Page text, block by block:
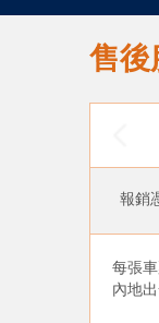
售後
報銷
每張
內地